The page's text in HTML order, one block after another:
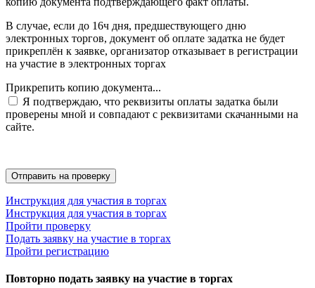
В случае, если до 16ч дня, предшествующего дню
электронных торгов, документ об оплате задатка не будет
прикреплён к заявке, организатор отказывает в регистрации
на участие в электронных торгах
Прикрепить копию документа...
Я подтверждаю, что реквизиты оплаты задатка были
проверены мной и совпадают с реквизитами скачанными на
сайте.
Инструкция для участия в торгах
Инструкция для участия в торгах
Пройти проверку
Подать заявку на участие в торгах
Пройти регистрацию
Повторно подать заявку на участие в торгах